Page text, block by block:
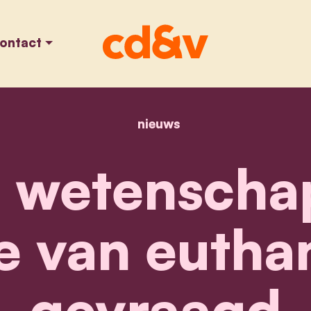
home
nieuwsnieuwe
van